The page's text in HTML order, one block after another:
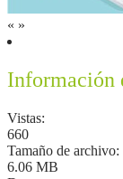
« »
Información
Vistas:
660
Tamaño de archivo:
6.06 MB